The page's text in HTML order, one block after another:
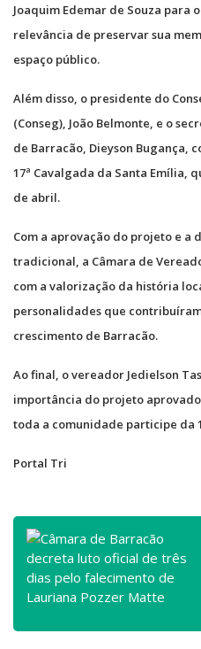
Joaquim Edemar de Souza para
relevância de preservar sua
espaço público.
Além disso, o presidente do
(Conseg), João Belmonte, e o
de Barracão, Dieyson Bugança,
17ª Cavalgada da Santa Emília,
de abril.
Com a aprovação do projeto e a
tradicional, a Câmara de
com a valorização da história
personalidades que
crescimento de Barracão.
Ao final, o vereador Jedielson
importância do projeto
toda a comunidade participe da
Portal Tri